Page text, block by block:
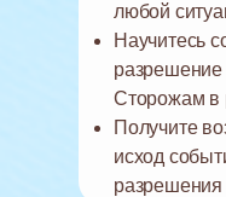
любой
Научитесь
разрешение
Сторожам в
Получите
исход
разрешения